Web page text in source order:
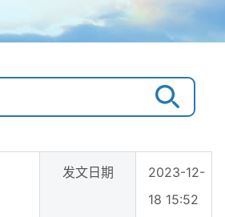
发文日期
2023-12-
18 15:52